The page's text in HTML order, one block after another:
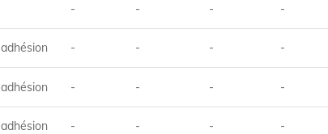
- - - -
adhésion - - - -
adhésion - - - -
adhésion - - - -